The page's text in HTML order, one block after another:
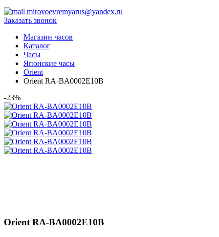
mirovoevremyarus@yandex.ru
Заказать звонок
Магазин часов
Каталог
Часы
Японские часы
Orient
Orient RA-BA0002E10B
-23%
Orient RA-BA0002E10B